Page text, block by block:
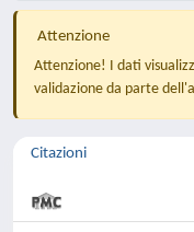
Attenzione
Attenzione! I dati
validazione da parte
Citazioni